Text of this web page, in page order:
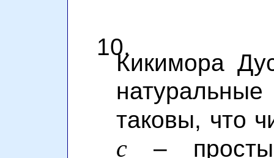
10.
Кикимора
таковы, что
c –